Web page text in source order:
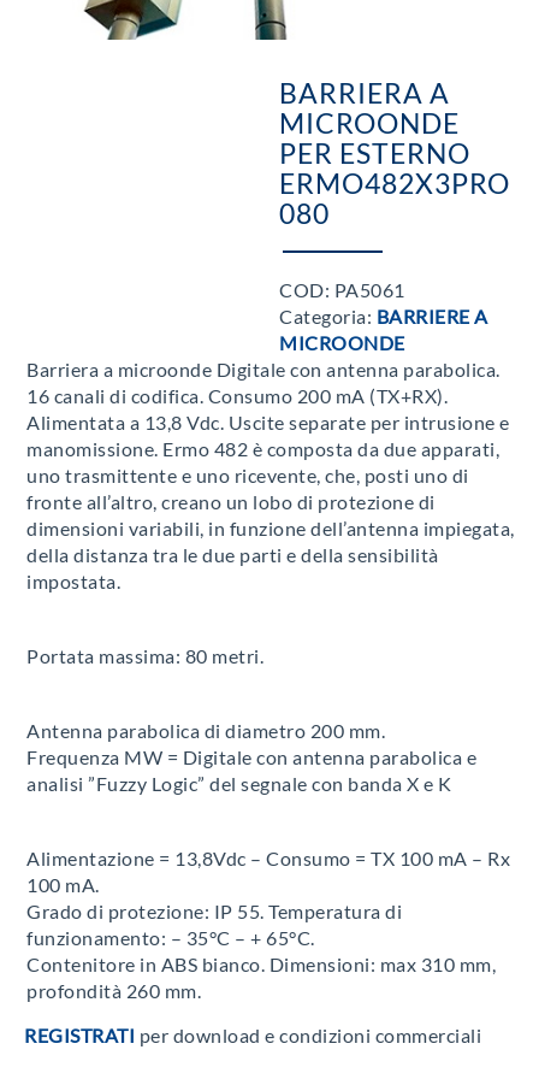
BARRIERA A
MICROONDE
PER ESTERNO
ERMO482X3PRO
080
COD: PA5061
Categoria: BARRIERE A
MICROONDE
Barriera a microonde Digitale con antenna parabolica.
16 canali di codifica. Consumo 200 mA (TX+RX).
Alimentata a 13,8 Vdc. Uscite separate per intrusione e
manomissione. Ermo 482 è composta da due apparati,
uno trasmittente e uno ricevente, che, posti uno di
fronte all’altro, creano un lobo di protezione di
dimensioni variabili, in funzione dell’antenna impiegata,
della distanza tra le due parti e della sensibilità
impostata.
Portata massima: 80 metri.
Antenna parabolica di diametro 200 mm.
Frequenza MW = Digitale con antenna parabolica e
analisi ”Fuzzy Logic” del segnale con banda X e K
Alimentazione = 13,8Vdc – Consumo = TX 100 mA – Rx
100 mA.
Grado di protezione: IP 55. Temperatura di
funzionamento: – 35°C – + 65°C.
Contenitore in ABS bianco. Dimensioni: max 310 mm,
profondità 260 mm.
REGISTRATI per download e condizioni commerciali